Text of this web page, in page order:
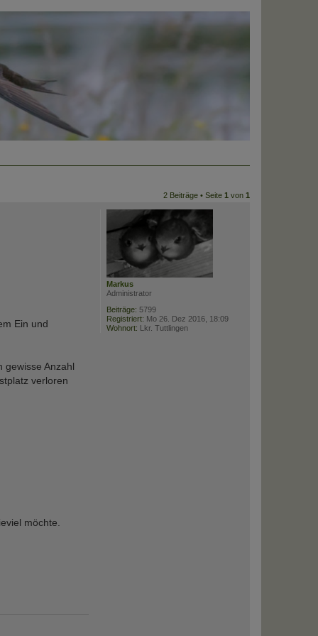
2 Beiträge • Seite 1 von 1
Markus
Administrator
Beiträge: 5799
Registriert: Mo 26. Dez 2016, 18:09
Wohnort: Lkr. Tuttlingen
Ein und
gewisse Anzahl
verloren
möchte.